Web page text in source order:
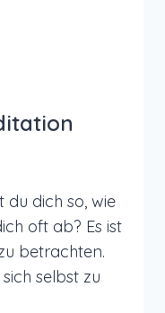
du dich so, wie
oft ab? Es ist
betrachten.
selbst zu